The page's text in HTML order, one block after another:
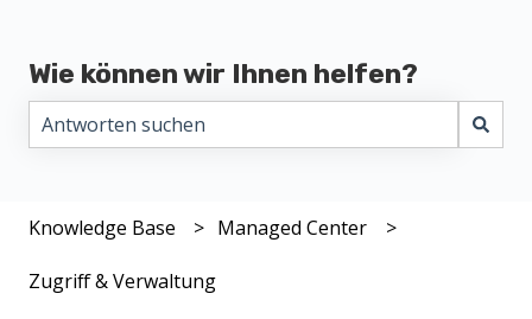
Wie können wir Ihnen helfen?
Knowledge Base Managed Center
Zugriff & Verwaltung